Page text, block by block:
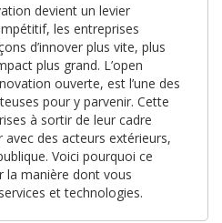
devient un levier
les entreprises
d’innover plus vite, plus
plus grand. L’open
ouverte, est l’une des
pour y parvenir. Cette
à sortir de leur cadre
des acteurs extérieurs,
Voici pourquoi ce
la manière dont vous
et technologies.